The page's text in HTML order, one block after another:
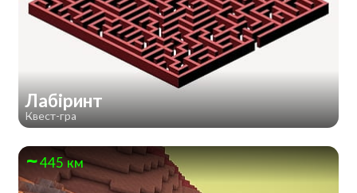
Лабіринт
Квест-гра
445 км